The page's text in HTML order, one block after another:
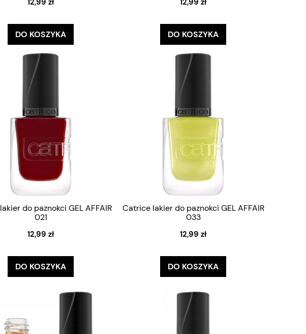
DO KOSZYKA DO KOSZYKA
do paznokci GEL AFFAIR
021
12,99 zł
DO KOSZYKA
Catrice lakier do paznokci GEL AFFAIR
033
12,99 zł
DO KOSZYKA